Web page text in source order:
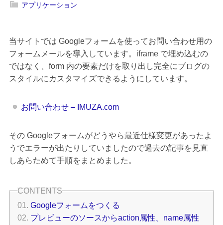
アプリケーション
当サイトでは Googleフォームを使ってお問い合わせ用の
フォームメールを導入しています。iframe で埋め込むの
ではなく、form 内の要素だけを取り出し完全にブログの
スタイルにカスタマイズできるようにしています。
お問い合わせ – IMUZA.com
その Googleフォームがどうやら最近仕様変更があったよ
うでエラーが出たりしていましたので過去の記事を見直
しあらためて手順をまとめました。
Googleフォームをつくる
プレビューのソースからaction属性、name属性